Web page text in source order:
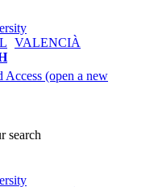
VALENCIÀ
Access (open a new
search